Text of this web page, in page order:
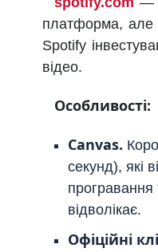
платформа, але
Spotify
відео.
Особливості:
Canvas.
секунд), які
програвання
відволікає.
Офіційні